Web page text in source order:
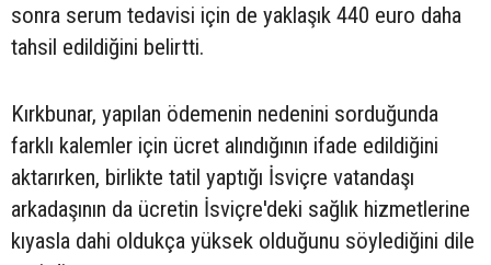
sonra serum tedavisi için de yaklaşık 440 euro daha
tahsil edildiğini belirtti.
Kırkbunar, yapılan ödemenin nedenini sorduğunda
farklı kalemler için ücret alındığının ifade edildiğini
aktarırken, birlikte tatil yaptığı İsviçre vatandaşı
arkadaşının da ücretin İsviçre'deki sağlık hizmetlerine
kıyasla dahi oldukça yüksek olduğunu söylediğini dile